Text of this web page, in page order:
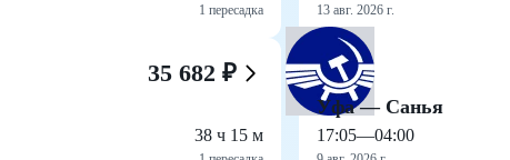
1 пересадка
35 682 ₽
38 ч 15 м
13 авг. 2026 г.
Уфа — Санья
17:05—04:00